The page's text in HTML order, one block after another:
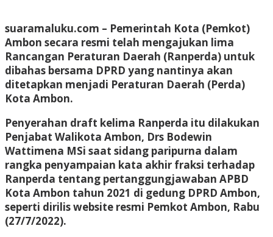
suaramaluku.com – Pemerintah Kota (Pemkot)
Ambon secara resmi telah mengajukan lima
Rancangan Peraturan Daerah (Ranperda) untuk
dibahas bersama DPRD yang nantinya akan
ditetapkan menjadi Peraturan Daerah (Perda)
Kota Ambon.
Penyerahan draft kelima Ranperda itu dilakukan
Penjabat Walikota Ambon, Drs Bodewin
Wattimena MSi saat sidang paripurna dalam
rangka penyampaian kata akhir fraksi terhadap
Ranperda tentang pertanggungjawaban APBD
Kota Ambon tahun 2021 di gedung DPRD Ambon,
seperti dirilis website resmi Pemkot Ambon, Rabu
(27/7/2022).